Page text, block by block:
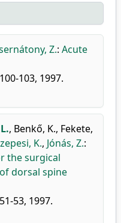
Z.: Acute
103, 1997.
, Benkő, K., Fekete,
K., Jónás, Z.:
the surgical
dorsal spine
53, 1997.